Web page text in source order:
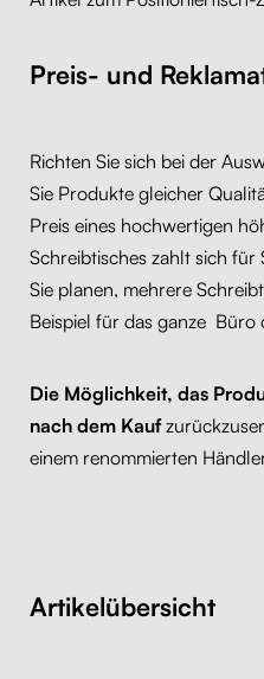
Preis- und
Richten Sie sich bei der
Sie Produkte gleicher
Preis eines hochwertigen
Schreibtisches zahlt sich für
Sie planen, mehrere
Beispiel für das ganze Büro
Die Möglichkeit, das
nach dem Kauf
einem renommierten
Artikelübersicht